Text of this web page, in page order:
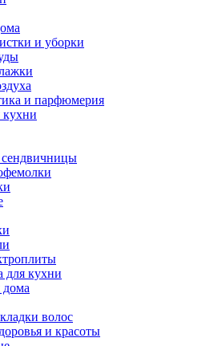
и уборки
и парфюмерия
кухни
для кухни
дома
волос
и красоты